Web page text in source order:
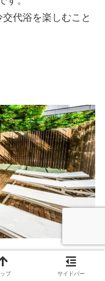
代浴を楽しむこと
それぞれ1つずつで
ップ サイドバー